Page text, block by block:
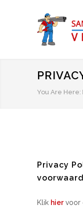
You Are Here:
Privacy
Klik hiervoor